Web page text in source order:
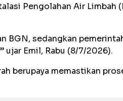
Pengolahan Air Limbah
BGN, sedangkan
ujar Emil, Rabu (8/7/2026).
berupaya memastikan